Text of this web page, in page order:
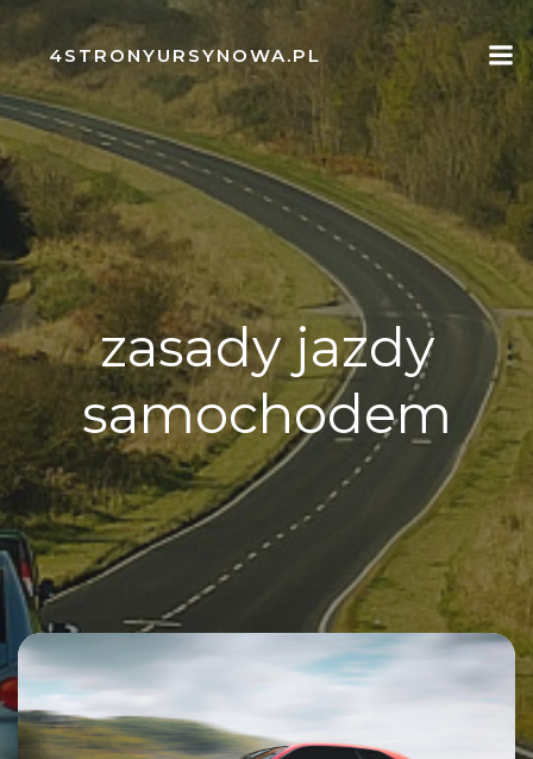
Skip
content
4STRONYURSYNOWA.PL
zasady jazdy
samochodem